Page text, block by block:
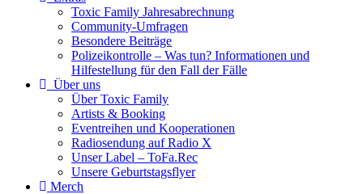
Toxic Family Jahresabrechnung
Community-Umfragen
Besondere Beiträge
Polizeikontrolle – Was tun? Informationen und
Hilfestellung für den Fall der Fälle
Über uns
Über Toxic Family
Artists & Booking
Eventreihen und Kooperationen
Radiosendung auf Radio X
Unser Label – ToFa.Rec
Unsere Geburtstagsflyer
Merch